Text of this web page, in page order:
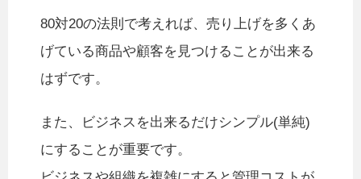
80対20の法則で考えれば、売り上げを多くあ
げている商品や顧客を見つけることが出来る
はずです。
また、ビジネスを出来るだけシンプル(単純)
にすることが重要です。